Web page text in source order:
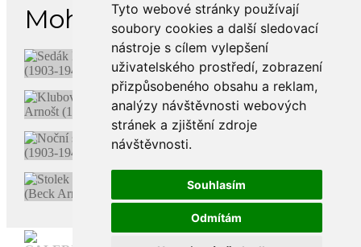
Tyto webové stránky používají
soubory cookies a další sledovací
nástroje s cílem vylepšení
uživatelského prostředí, zobrazení
přizpůsobeného obsahu a reklam,
analýzy návštěvnosti webových
stránek a zjištění zdroje
návštěvnosti.
Souhlasím
Odmítám
Mohlo by se Vám líbit